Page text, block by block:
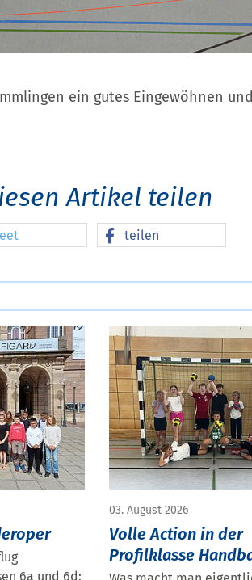
ein gutes Eingewöhnen
Artikel teilen
teilen
6a und 6d:
03. August 2026
Volle Action in der
Profilklasse